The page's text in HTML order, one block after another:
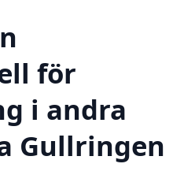
för
i andra
Gullringen